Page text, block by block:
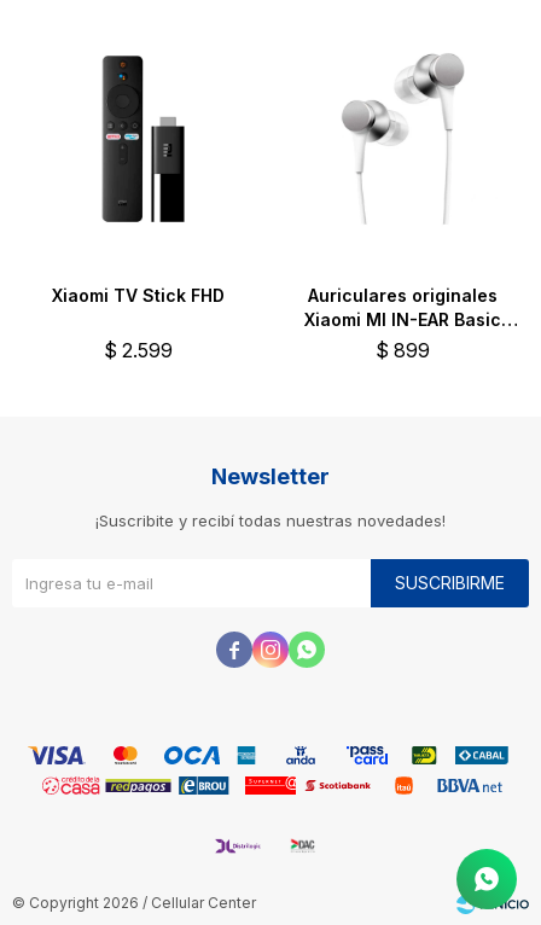
Xiaomi TV Stick FHD
$ 2.599
Auriculares originales
Xiaomi MI IN-EAR Basic
color plateado
$ 899
Newsletter
¡Suscribite y recibí todas nuestras novedades!
SUSCRIBIRME
  
© Copyright 2026 / Cellular Center